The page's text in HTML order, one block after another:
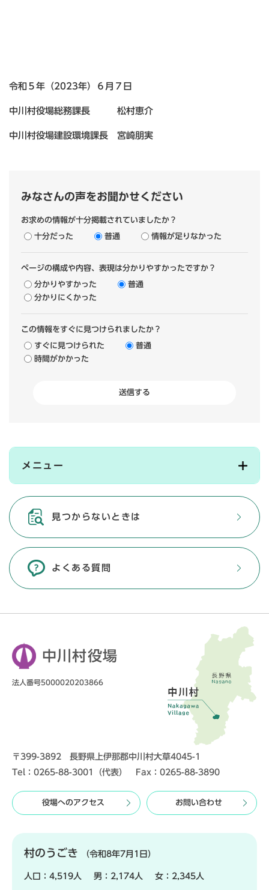
令和５年（2023年）６月７日
中川村役場総務課長 松村恵介
中川村役場建設環境課長 宮崎朋実
みなさんの声をお聞かせください
お求めの情報が十分掲載されていましたか？
十分だった 普通 情報が足りなかった
ページの構成や内容、表現は分かりやすかったですか？
分かりやすかった
普通
分かりにくかった
この情報をすぐに見つけられましたか？
すぐに見つけられた
普通
時間がかかった
メニュー
見つからないときは
よくある質問
中川村役場
法人番号5000020203866
〒399-3892 長野県上伊那郡中川村大草4045-1
Tel：0265-88-3001（代表） Fax：0265-88-3890
役場へのアクセス お問い合わせ
村のうごき （令和8年7月1日）
人口： 4,519人 男： 2,174人 女： 2,345人